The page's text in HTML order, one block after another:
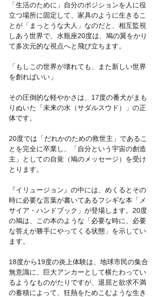
「生活のために」自分のポジションを人に役
立つ場所に固定して、家具のように生きるこ
とが「まっとうな大人」なのだと、相互監視
しあう世界で、水瓶座20度は、鳩の翼をかり
て多次元的な視点へと飛び立ちます。
「もしこの世界が壊れても、また新しい世界
を創ればいい」
その圧倒的な軽やかさは、17度の番犬がまも
りぬいた「未来の水（サダルスウド）」の正
体です。
20度では「だれかのための救世主」であるこ
とを完全に卒業し、「自分という宇宙の創造
主」としての自覚（鳩のメッセージ）を受け
とります。
『イリュージョン』の中には、めくるとその
時に必要な言葉が書いてあるフシギな本「メ
サイア・ハンドブック」が登場します。20度
の鳩は、この本のような「必要な時に、必要
な答えが勝手にやってくる状態」を示してい
ます。
18度から19度の炎上体験は、地球市民の集合
無意識に、巨大アンカーとして横たわってい
るようなものがたりですが、退屈と欲求不満
の蓄積によって、狂熱をためこむような生き